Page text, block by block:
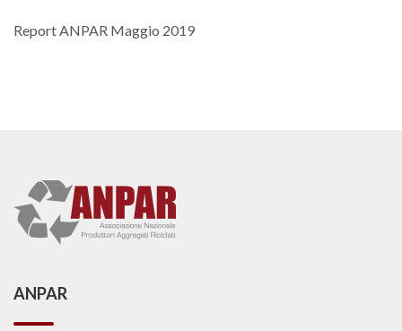
Report ANPAR Maggio 2019
ANPAR